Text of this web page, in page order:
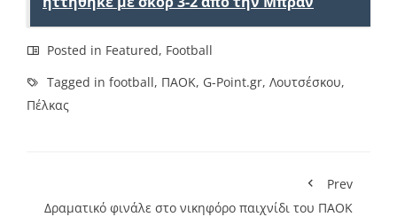
Posted in Featured, Football
Tagged in football, ΠΑΟΚ, G-Point.gr, Λουτσέσκου,
Πέλκας
Prev
Δραματικό φινάλε στο νικηφόρο παιχνίδι του ΠΑΟΚ